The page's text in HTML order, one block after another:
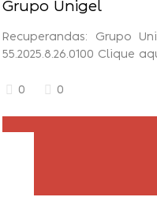
Grupo Unigel
Recuperandas: Grupo
55.2025.8.26.0100 Clique
0 0